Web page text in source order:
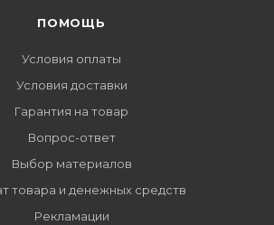
ПОМОЩЬ
Условия оплаты
Условия доставки
Гарантия на товар
Вопрос-ответ
Выбор материалов
товара и денежных средств
Рекламации